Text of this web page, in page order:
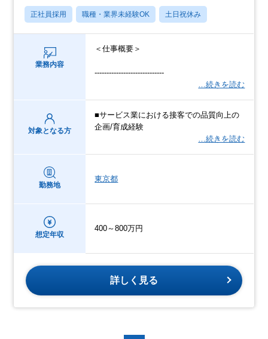
正社員採用 職種・業界未経験OK 土日祝休み
業務内容
＜仕事概要＞
-----------------------------
…続きを読む
対象となる方
■サービス業における接客での品質向上の
企画/育成経験
…続きを読む
勤務地
東京都
想定年収
400～800万円
詳しく見る